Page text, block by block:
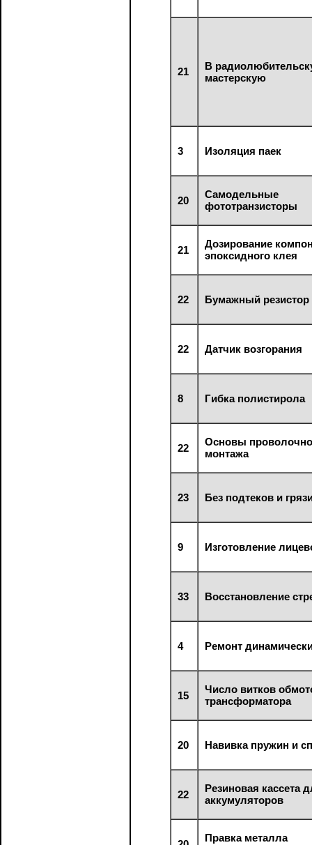
21
В
мастерскую
3 Изоляция паек
20
Самодельные
фототранзисторы
21
Дозирование
эпоксидного клея
22 Бумажный резистор
22 Датчик возгорания
8 Гибка полистирола
22
Основы
монтажа
23 Без подтеков и
9 Изготовление
33 Восстановление
4 Ремонт
15
Число витков
трансформатора
20 Навивка пружин и
22
Резиновая кассета
аккумуляторов
Правка металла